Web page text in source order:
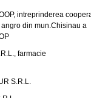
intreprinderea
din mun.Chisinau a
farmacie
S.R.L.